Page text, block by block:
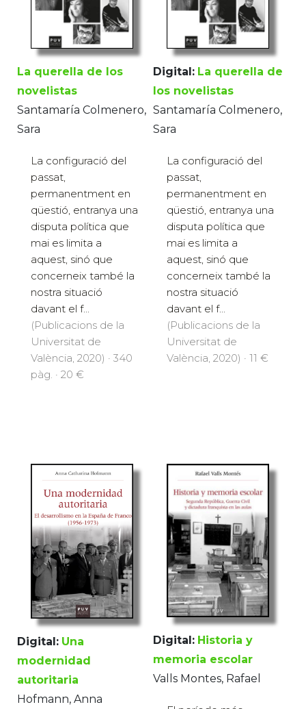
La querella de los
novelistas
Santamaría Colmenero,
Sara
La configuració del
passat,
permanentment en
qüestió, entranya una
disputa política que
mai es limita a
aquest, sinó que
concerneix també la
nostra situació
davant el f...
(Publicacions de la
Universitat de
València, 2020) · 340
pàg. · 20 €
Digital: La querella de
los novelistas
Santamaría Colmenero,
Sara
La configuració del
passat,
permanentment en
qüestió, entranya una
disputa política que
mai es limita a
aquest, sinó que
concerneix també la
nostra situació
davant el f...
(Publicacions de la
Universitat de
València, 2020) · 11 €
Digital: Una
modernidad
autoritaria
Hofmann, Anna
Digital: Historia y
memoria escolar
Valls Montes, Rafael